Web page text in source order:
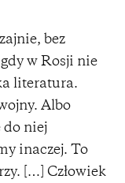
bez
w Rosji nie
literatura.
Albo
do niej
inaczej. To
[…] Człowiek